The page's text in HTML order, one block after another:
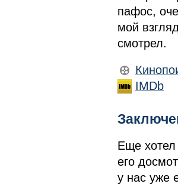
пафос,
мой
смотрел.
IMDb
Еще хотел
его
у нас уже